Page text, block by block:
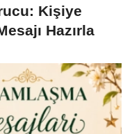
Kişiye
Hazırla